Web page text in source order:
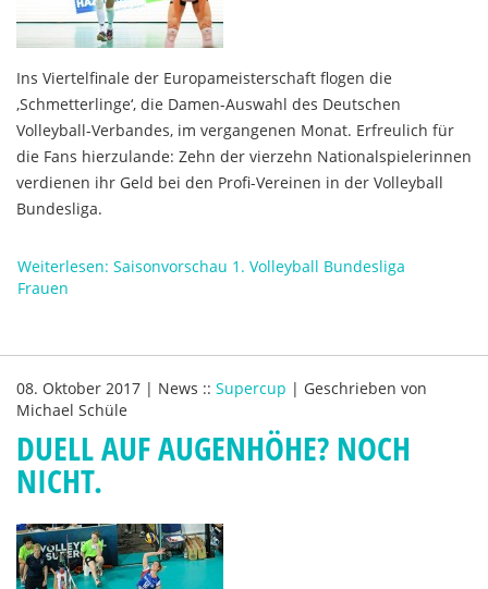
Ins Viertelfinale der Europameisterschaft flogen die
‚Schmetterlinge‘, die Damen-Auswahl des Deutschen
Volleyball-Verbandes, im vergangenen Monat. Erfreulich für
die Fans hierzulande: Zehn der vierzehn Nationalspielerinnen
verdienen ihr Geld bei den Profi-Vereinen in der Volleyball
Bundesliga.
Weiterlesen: Saisonvorschau 1. Volleyball Bundesliga
Frauen
08. Oktober 2017 | News :: Supercup | Geschrieben von
Michael Schüle
DUELL AUF AUGENHÖHE? NOCH
NICHT.